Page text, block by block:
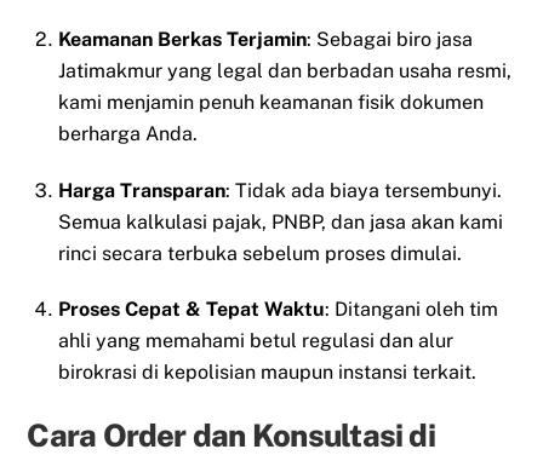
Keamanan Berkas Terjamin: Sebagai biro jasa
Jatimakmur yang legal dan berbadan usaha resmi,
kami menjamin penuh keamanan fisik dokumen
berharga Anda.
Harga Transparan: Tidak ada biaya tersembunyi.
Semua kalkulasi pajak, PNBP, dan jasa akan kami
rinci secara terbuka sebelum proses dimulai.
Proses Cepat & Tepat Waktu: Ditangani oleh tim
ahli yang memahami betul regulasi dan alur
birokrasi di kepolisian maupun instansi terkait.
Cara Order dan Konsultasi di